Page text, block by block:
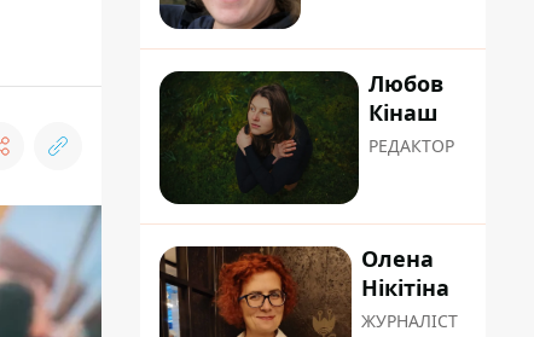
Любов
Кінаш
РЕДАКТОР
Олена
Нікітіна
ЖУРНАЛІСТ